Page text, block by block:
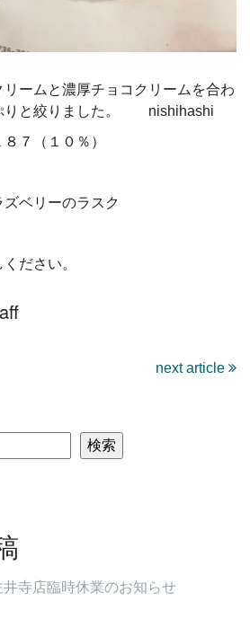
リームと濃厚チョコクリームを合わ
りと絞りました。 nishihashi
７（１０％）
ズベリーのラスク
ださい。
next article
検索
寺店臨時休業のお知らせ